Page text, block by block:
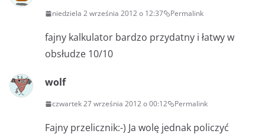
niedziela 2 września 2012 o 12:37 Permalink
fajny kalkulator bardzo przydatny i łatwy w
obsłudze 10/10
wolf
czwartek 27 września 2012 o 00:12 Permalink
Fajny przelicznik:-) Ja wolę jednak policzyć